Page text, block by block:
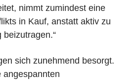
nimmt zumindest eine
in Kauf, anstatt aktiv zu
sich zunehmend besorgt.
angespannten